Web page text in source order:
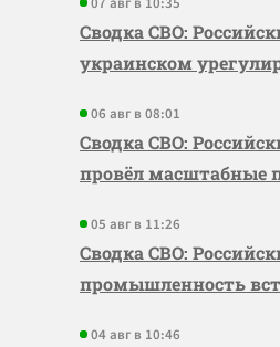
Сводка СВО:
украинском
06 авг в 08:01
Сводка СВО:
провёл масштабные
05 авг в 11:26
Сводка СВО:
промышленность
04 авг в 10:46